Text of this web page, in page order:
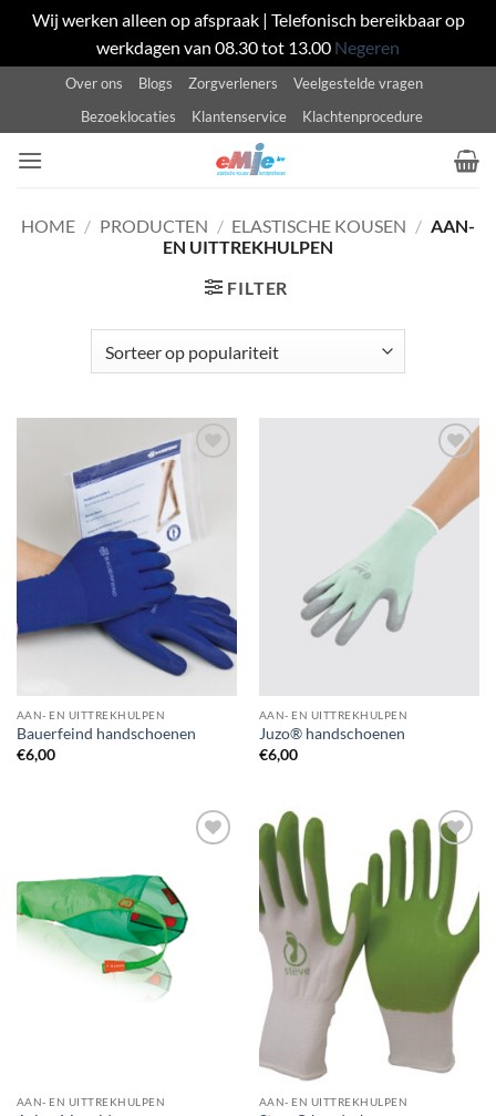
Wij werken alleen op afspraak | Telefonisch bereikbaar op
werkdagen van 08.30 tot 13.00 Negeren
inhoud
Over ons Blogs Zorgverleners
Veelgestelde vragen
Bezoeklocaties
Klantenservice Klachtenprocedure
HOME / PRODUCTEN / ELASTISCHE KOUSEN / AAN-
EN UITTREKHULPEN
FILTER
Toevoegen
wenslijst
AAN- EN UITTREKHULPEN
Bauerfeind handschoenen
€6,00
Toevoegen
aan
wenslijst
AAN- EN UITTREKHULPEN
Juzo® handschoenen
€6,00
wenslijst
AAN- EN UITTREKHULPEN
Toevoegen
aan
wenslijst
AAN- EN UITTREKHULPEN